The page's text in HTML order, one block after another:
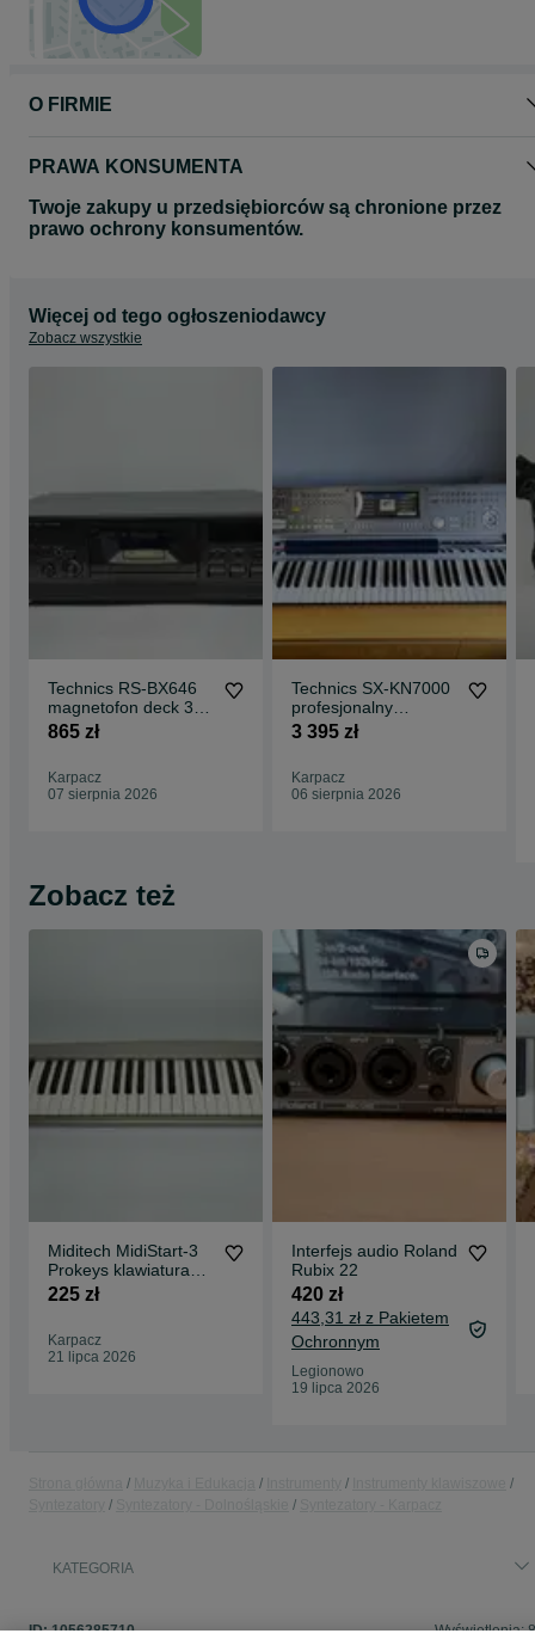
O FIRMIE
PRAWA KONSUMENTA
Twoje zakupy u przedsiębiorców są chronione przez
prawo ochrony konsumentów.
Więcej od tego ogłoszeniodawcy
Zobacz wszystkie
Technics RS-BX646
magnetofon deck 3
głowicowy
865 zł
Karpacz
07 sierpnia 2026
Technics SX-KN7000
profesjonalny
keyboard
3 395 zł
Karpacz
06 sierpnia 2026
Zobacz też
Miditech MidiStart-3
Prokeys klawiatura
sterująca MIDI
225 zł
Karpacz
21 lipca 2026
Interfejs audio Roland
Rubix 22
420 zł
443,31 zł z Pakietem
Ochronnym
Legionowo
19 lipca 2026
KATEGORIA
ID:1056285710 Wyświetlenia: